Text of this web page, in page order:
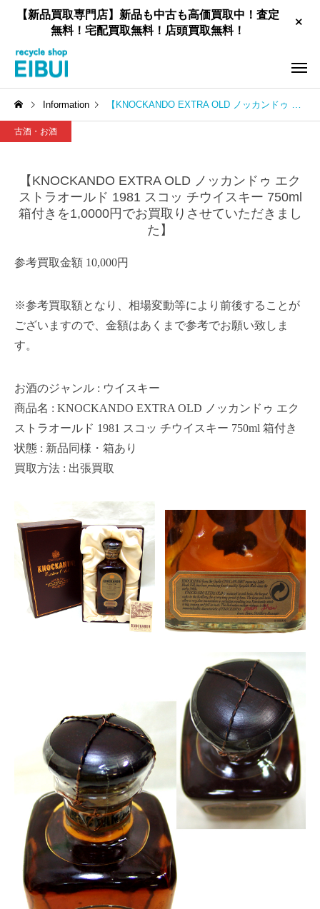
【新品買取専門店】新品も中古も高価買取中！査定
無料！宅配買取無料！店頭買取無料！
工具買取 新品住宅設備買取
Information 【KNOCKANDO EXTRA OLD ノッカンドゥ エクストラオールド 1981 スコッ チウイスキー 750ml 箱付きを1,0000円でお買取りさせていただきました】
古酒・お酒
【KNOCKANDO EXTRA OLD ノッカンドゥ エク
ストラオールド 1981 スコッ チウイスキー 750ml
箱付きを1,0000円でお買取りさせていただきまし
た】
参考買取金額 10,000円
※参考買取額となり、相場変動等により前後することが
ございますので、金額はあくまで参考でお願い致しま
す。
お酒のジャンル : ウイスキー
商品名 : KNOCKANDO EXTRA OLD ノッカンドゥ エク
ストラオールド 1981 スコッ チウイスキー 750ml 箱付き
状態 : 新品同様・箱あり
買取方法 : 出張買取